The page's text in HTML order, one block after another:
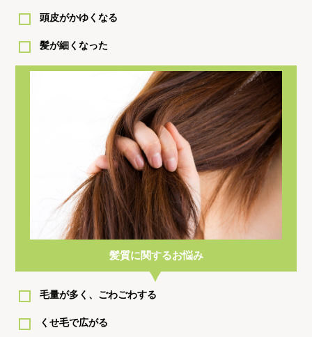
頭皮がかゆくなる
髪が細くなった
髪質に関するお悩み
毛量が多く、ごわごわする
くせ毛で広がる